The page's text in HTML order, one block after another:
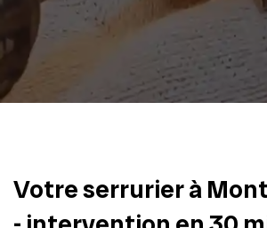
Votre serrurier à